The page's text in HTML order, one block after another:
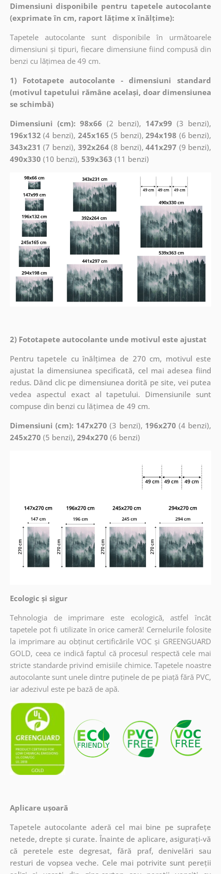
Dimensiuni disponibile pentru tapetele autocolante
(exprimate în cm, raport lățime x înălțime):
Tapetele autocolante sunt disponibile în următoarele
dimensiuni și tipuri, fiecare dimensiune fiind compusă din
benzi cu lățimea de 49 cm.
1) Fototapete autocolante - dimensiuni standard
(motivul tapetului rămâne același, doar dimensiunea
se schimbă)
Dimensiuni (cm): 98x66 (2 benzi), 147x99 (3 benzi),
196x132 (4 benzi), 245x165 (5 benzi),294x198 (6 benzi),
343x231 (7 benzi), 392x264(8 benzi),441x297 (9 benzi),
490x330 (10 benzi), 539x363 (11 benzi)
2) Fototapete autocolante unde motivul este ajustat
Pentru tapetele cu înălțimea de 270 cm, motivul este
ajustat la dimensiunea specificată, cel mai adesea fiind
redus. Dând clic pe dimensiunea dorită pe site, vei putea
vedea aspectul exact al tapetului. Dimensiunile sunt
compuse din benzi cu lățimea de 49 cm.
Dimensiuni (cm): 147x270 (3 benzi), 196x270 (4 benzi),
245x270 (5 benzi), 294x270 (6 benzi)
Ecologic și sigur
Tehnologia de imprimare este ecologică, astfel încât
tapetele pot fi utilizate în orice cameră! Cernelurile folosite
la imprimare au obținut certificările VOC și GREENGUARD
GOLD, ceea ce indică faptul că procesul respectă cele mai
stricte standarde privind emisiile chimice. Tapetele noastre
autocolante sunt unele dintre puținele de pe piață fără PVC,
iar adezivul este pe bază de apă.
Aplicare ușoară
Tapetele autocolante aderă cel mai bine pe suprafețe
netede, drepte și curate. Înainte de aplicare, asigurați-vă
că peretele este degresat, fără praf, denivelări sau
resturi de vopsea veche. Cele mai potrivite sunt pereții